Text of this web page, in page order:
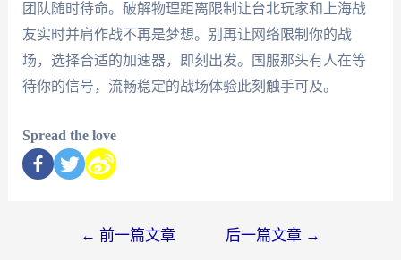
团队随时待命。破解物理距离限制让台北玩家和上海战
友实时并肩作战不再是梦想。别再让网络限制你的战
场，选择合适的加速器，即刻出发。国服那头有人在等
待你的信号，流畅稳定的战场体验此刻触手可及。
Spread the love
← 前一篇文章 后一篇文章 →